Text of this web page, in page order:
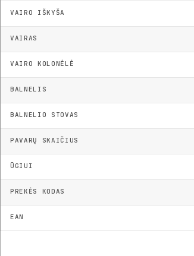
VAIRO IŠKYŠA
VAIRAS
VAIRO KOLONĖLĖ
BALNELIS
BALNELIO STOVAS
PAVARŲ SKAIČIUS
ŪGIUI
PREKĖS KODAS
EAN